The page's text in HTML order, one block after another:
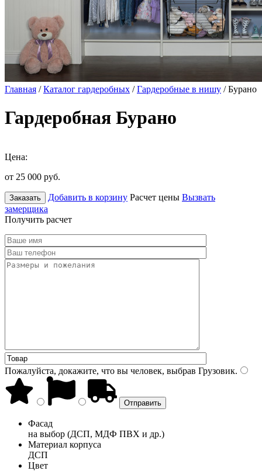
Главная /Каталог гардеробных /Гардеробные в нишу / Бурано
Гардеробная Бурано
Цена:
от 25 000 руб.
Заказать Добавить в корзину Расчет цены Вызвать
замерщика
Получить расчет
Пожалуйста, докажите, что вы человек, выбрав Грузовик.
Фасад
на выбор (ДСП, МДФ ПВХ и др.)
Материал корпуса
ДСП
Цвет